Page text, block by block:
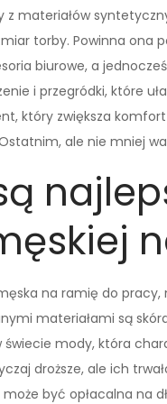
z materiałów
torby. Powinna ona
biurowe, a
i przegródki, które
który zwiększa
ale nie mniej
na ramię do
materiałami są
mody, która
droższe, ale ich
być opłacalna na